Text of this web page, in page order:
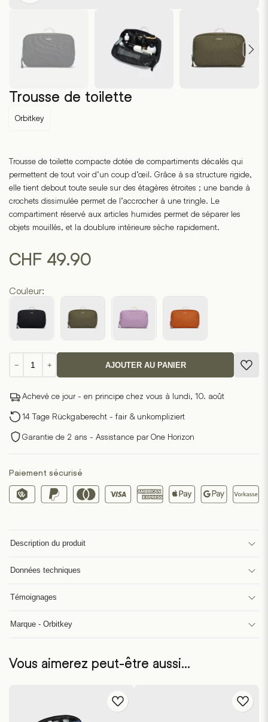
Trousse de toilette
Orbitkey
Trousse de toilette compacte dotée de compartiments décalés qui
permettent de tout voir d’un coup d’œil. Grâce à sa structure rigide,
elle tient debout toute seule sur des étagères étroites ; une bande à
crochets dissimulée permet de l’accrocher à une tringle. Le
compartiment réservé aux articles humides permet de séparer les
objets mouillés, et la doublure intérieure sèche rapidement.
CHF 49.90
Couleur:
−
de
de
toilette
+ AJOUTER AU PANIER
Achevé ce jour - en principe chez vous à lundi, 10. août
14 Tage Rückgaberecht - fair & unkompliziert
Garantie de 2 ans - Assistance par One Horizon
Paiement sécurisé
Description du produit
Données techniques
Témoignages
Marque - Orbitkey
Vous aimerez peut-être aussi…